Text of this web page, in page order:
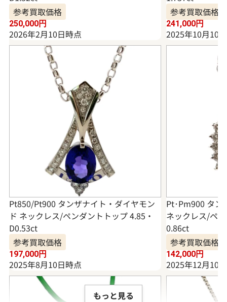
参考買取価格
250,000円
2026年2月10日時点
参考買取価格
241,000円
2025年10月10
Pt850/Pt900 タンザナイト・ダイヤモン
ド ネックレス/ペンダントトップ 4.85・
D0.53ct
参考買取価格
197,000円
2025年8月10日時点
Pt･Pm900 タン
ネックレス/ペ
0.86ct
参考買取価格
142,000円
2025年12月10
もっと見る